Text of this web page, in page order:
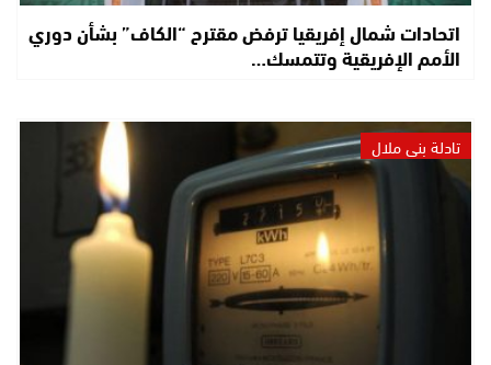
اتحادات شمال إفريقيا ترفض مقترح “الكاف” بشأن دوري
الأمم الإفريقية وتتمسك…
تادلة بني ملال